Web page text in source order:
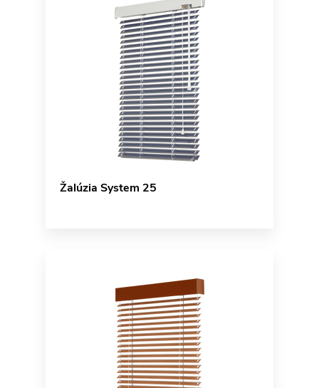
Žalúzia System 25